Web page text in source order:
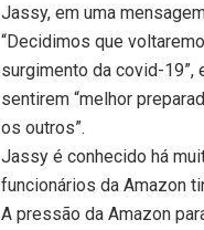
Jassy, ​​em uma
“Decidimos que
surgimento da covid-19”,
sentirem “melhor
os outros”.
Jassy é conhecido há
funcionários da Amazon
A pressão da Amazon